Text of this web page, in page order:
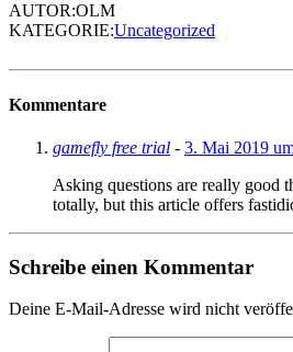
AUTOR:OLM
KATEGORIE:Uncategorized
Kommentare
gamefly free trial - 3. Mai 2019
Asking questions are really good
totally, but this article offers
Schreibe einen Kommentar
Deine E-Mail-Adresse wird nicht